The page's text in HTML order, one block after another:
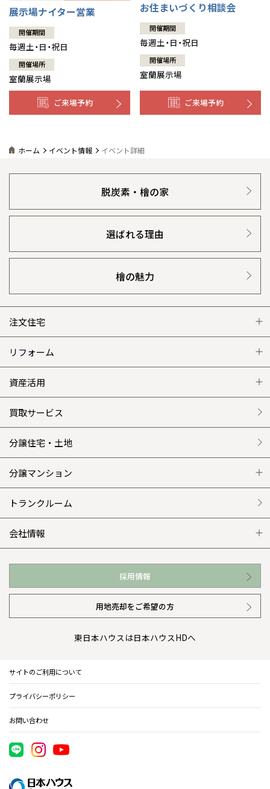
展示場ナイター営業
開催期間
毎週土・日・祝日
開催場所
室蘭展示場
ご来場予約
お住まいづくり相談会
開催期間
毎週土・日・祝日
開催場所
室蘭展示場
ご来場予約
ホーム イベント情報 イベント詳細
脱炭素・檜の家
選ばれる理由
檜の魅力
注文住宅
注文住宅 トップ
グレートステージ
クレステージ
施工事例
平屋の家
外観・インテリア集
WEB住宅展示場
お近くの展示場
イベント情報
住まいのコラム
住まいのお手入れ集
リフォーム
リフォーム トップ
リフォームメニュー
選ばれる理由
リフォームの流れ
介護保険利用で快適リフォーム
カタログ請求（無料）
資産活用
資産活用 トップ
賃貸併用住宅のメリット
安心のサポートシステム
商品紹介
展示場案内
買取サービス
分譲住宅・土地
分譲マンション
分譲マンション トップ
ワザックとは
高い信頼性
安心の管理体制
トランクルーム
会社情報
会社情報 トップ
ニュースリリース
会社概要
事業部紹介
IR情報
採用情報
用地売却をご希望の方
東日本ハウスは日本ハウスHDへ
サイトのご利用について
プライバシーポリシー
お問い合わせ